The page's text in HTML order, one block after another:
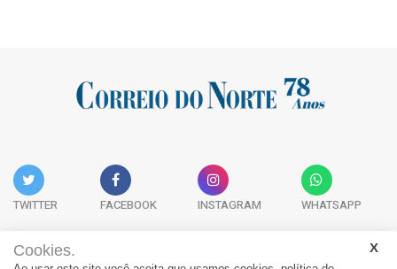
TWITTER FACEBOOK INSTAGRAM WHATSAPP
Cookies.